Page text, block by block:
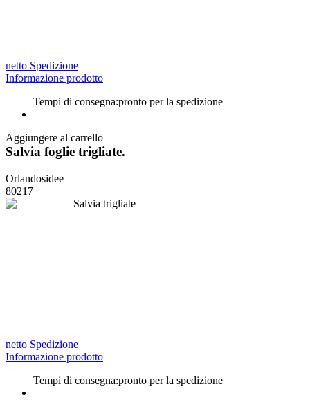
netto Spedizione
Informazione prodotto
Tempi di consegna:pronto per la spedizione
Aggiungere al carrello
Salvia foglie trigliate.
Orlandosidee
80217
netto Spedizione
Informazione prodotto
Tempi di consegna:pronto per la spedizione